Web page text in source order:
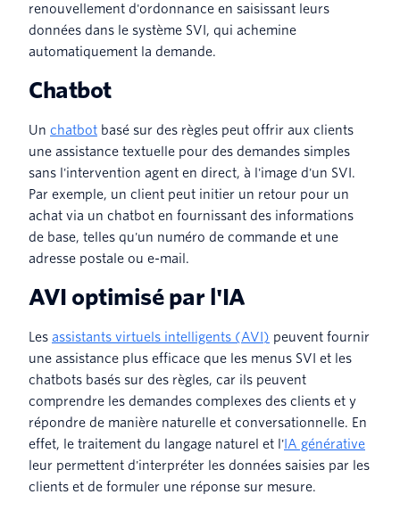
renouvellement d'ordonnance en saisissant leurs
données dans le système SVI, qui achemine
automatiquement la demande.
Chatbot
Un chatbot basé sur des règles peut offrir aux clients
une assistance textuelle pour des demandes simples
sans l'intervention agent en direct, à l'image d'un SVI.
Par exemple, un client peut initier un retour pour un
achat via un chatbot en fournissant des informations
de base, telles qu'un numéro de commande et une
adresse postale ou e-mail.
AVI optimisé par l'IA
Les assistants virtuels intelligents (AVI) peuvent fournir
une assistance plus efficace que les menus SVI et les
chatbots basés sur des règles, car ils peuvent
comprendre les demandes complexes des clients et y
répondre de manière naturelle et conversationnelle. En
effet, le traitement du langage naturel et l' IA générative
leur permettent d'interpréter les données saisies par les
clients et de formuler une réponse sur mesure.